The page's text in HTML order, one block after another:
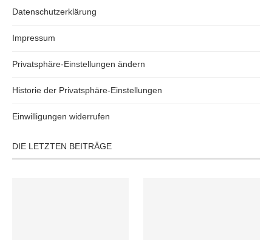
Datenschutzerklärung
Impressum
Privatsphäre-Einstellungen ändern
Historie der Privatsphäre-Einstellungen
Einwilligungen widerrufen
DIE LETZTEN BEITRÄGE